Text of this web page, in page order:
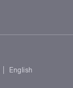
English